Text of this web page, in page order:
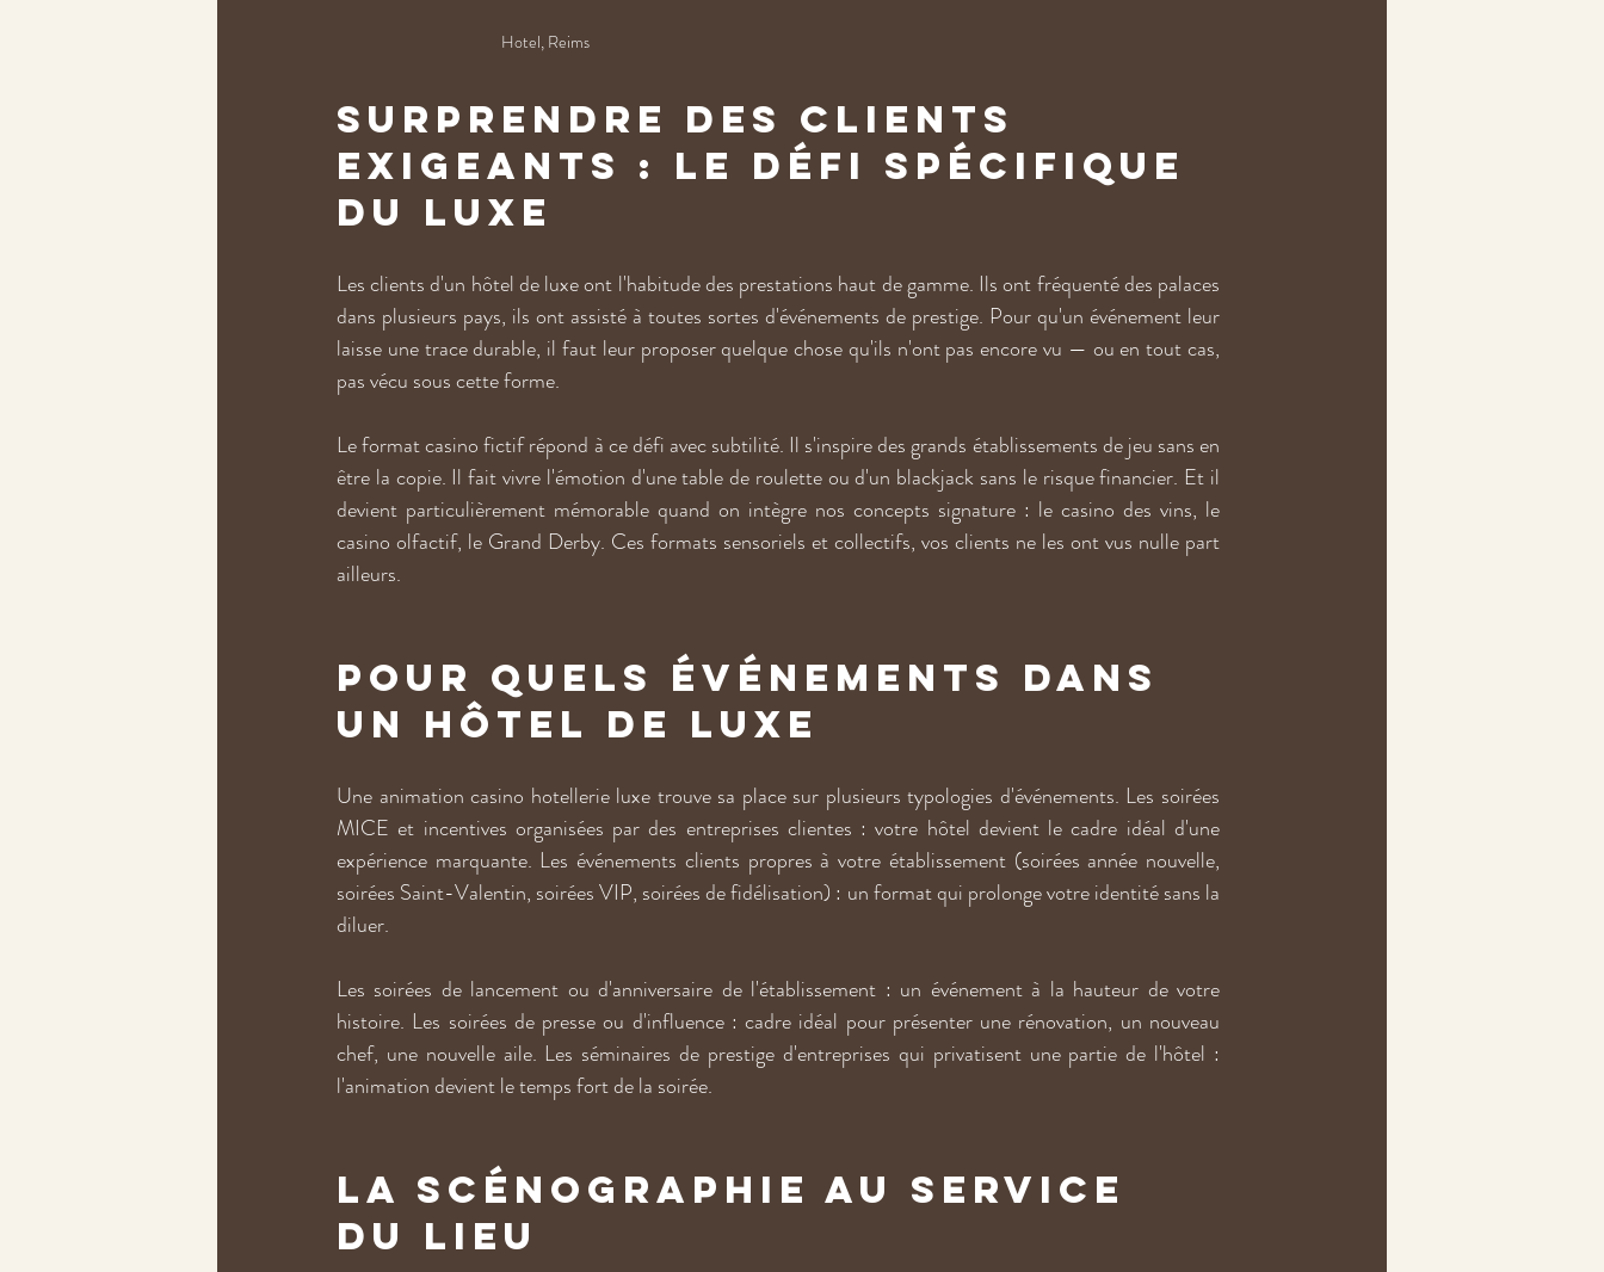
Hotel, Reims
Surprendre des clients
exigeants : le défi spécifique
du luxe
Les clients d'un hôtel de luxe ont l'habitude des prestations haut de gamme. Ils ont fréquenté des palaces
dans plusieurs pays, ils ont assisté à toutes sortes d'événements de prestige. Pour qu'un événement leur
laisse une trace durable, il faut leur proposer quelque chose qu'ils n'ont pas encore vu — ou en tout cas,
pas vécu sous cette forme.
Le format casino fictif répond à ce défi avec subtilité. Il s'inspire des grands établissements de jeu sans en
être la copie. Il fait vivre l'émotion d'une table de roulette ou d'un blackjack sans le risque financier. Et il
devient particulièrement mémorable quand on intègre nos concepts signature : le casino des vins, le
casino olfactif, le Grand Derby. Ces formats sensoriels et collectifs, vos clients ne les ont vus nulle part
ailleurs.
Pour quels événements dans
un hôtel de luxe
Une animation casino hotellerie luxe trouve sa place sur plusieurs typologies d'événements. Les soirées
MICE et incentives organisées par des entreprises clientes : votre hôtel devient le cadre idéal d'une
expérience marquante. Les événements clients propres à votre établissement (soirées année nouvelle,
soirées Saint-Valentin, soirées VIP, soirées de fidélisation) : un format qui prolonge votre identité sans la
diluer.
Les soirées de lancement ou d'anniversaire de l'établissement : un événement à la hauteur de votre
histoire. Les soirées de presse ou d'influence : cadre idéal pour présenter une rénovation, un nouveau
chef, une nouvelle aile. Les séminaires de prestige d'entreprises qui privatisent une partie de l'hôtel :
l'animation devient le temps fort de la soirée.
La scénographie au service
du lieu